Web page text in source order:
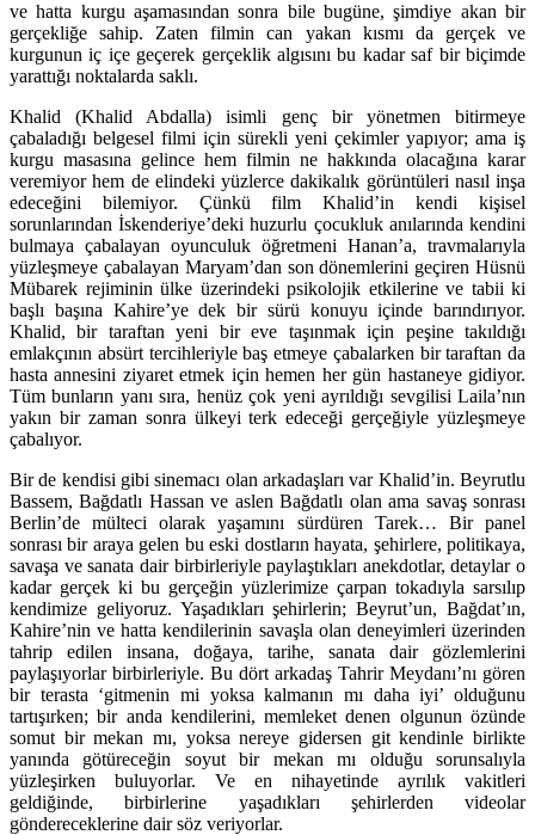
ve hatta kurgu aşamasından sonra bile bugüne, şimdiye akan bir
gerçekliğe sahip. Zaten filmin can yakan kısmı da gerçek ve
kurgunun iç içe geçerek gerçeklik algısını bu kadar saf bir biçimde
yarattığı noktalarda saklı.
Khalid (Khalid Abdalla) isimli genç bir yönetmen bitirmeye
çabaladığı belgesel filmi için sürekli yeni çekimler yapıyor; ama iş
kurgu masasına gelince hem filmin ne hakkında olacağına karar
veremiyor hem de elindeki yüzlerce dakikalık görüntüleri nasıl inşa
edeceğini bilemiyor. Çünkü film Khalid’in kendi kişisel
sorunlarından İskenderiye’deki huzurlu çocukluk anılarında kendini
bulmaya çabalayan oyunculuk öğretmeni Hanan’a, travmalarıyla
yüzleşmeye çabalayan Maryam’dan son dönemlerini geçiren Hüsnü
Mübarek rejiminin ülke üzerindeki psikolojik etkilerine ve tabii ki
başlı başına Kahire’ye dek bir sürü konuyu içinde barındırıyor.
Khalid, bir taraftan yeni bir eve taşınmak için peşine takıldığı
emlakçının absürt tercihleriyle baş etmeye çabalarken bir taraftan da
hasta annesini ziyaret etmek için hemen her gün hastaneye gidiyor.
Tüm bunların yanı sıra, henüz çok yeni ayrıldığı sevgilisi Laila’nın
yakın bir zaman sonra ülkeyi terk edeceği gerçeğiyle yüzleşmeye
çabalıyor.
Bir de kendisi gibi sinemacı olan arkadaşları var Khalid’in. Beyrutlu
Bassem, Bağdatlı Hassan ve aslen Bağdatlı olan ama savaş sonrası
Berlin’de mülteci olarak yaşamını sürdüren Tarek… Bir panel
sonrası bir araya gelen bu eski dostların hayata, şehirlere, politikaya,
savaşa ve sanata dair birbirleriyle paylaştıkları anekdotlar, detaylar o
kadar gerçek ki bu gerçeğin yüzlerimize çarpan tokadıyla sarsılıp
kendimize geliyoruz. Yaşadıkları şehirlerin; Beyrut’un, Bağdat’ın,
Kahire’nin ve hatta kendilerinin savaşla olan deneyimleri üzerinden
tahrip edilen insana, doğaya, tarihe, sanata dair gözlemlerini
paylaşıyorlar birbirleriyle. Bu dört arkadaş Tahrir Meydanı’nı gören
bir terasta ‘gitmenin mi yoksa kalmanın mı daha iyi’ olduğunu
tartışırken; bir anda kendilerini, memleket denen olgunun özünde
somut bir mekan mı, yoksa nereye gidersen git kendinle birlikte
yanında götüreceğin soyut bir mekan mı olduğu sorunsalıyla
yüzleşirken buluyorlar. Ve en nihayetinde ayrılık vakitleri
geldiğinde, birbirlerine yaşadıkları şehirlerden videolar
göndereceklerine dair söz veriyorlar.